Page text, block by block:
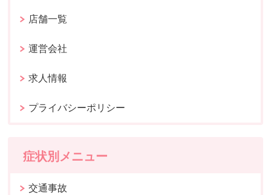
店舗一覧
運営会社
求人情報
プライバシーポリシー
症状別メニュー
交通事故